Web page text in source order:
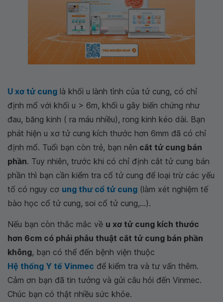
U xơ tử cung là khối u lành tình của tử cung, có chỉ
định mổ với khối u > 6m, khối u gây biến chứng như
đau, băng kinh ( ra máu nhiều), rong kinh kéo dài. Bạn
phát hiện u xơ tử cung kích thước hơn 6mm đã có chỉ
định mổ. Tuổi bạn còn trẻ, bạn nên cắt tử cung bán
phần. Tuy nhiên, trước khi có chỉ định cắt tử cung bán
phần thì bạn cần kiểm tra cổ tử cung để loại trừ các yếu
tố có nguy cơ ung thư cổ tử cung (làm xét nghiệm tế
bào học cổ tử cung, soi cổ tử cung,...).
Nếu bạn còn thắc mắc về u xơ tử cung kích thước
hơn 6cm có phải phẫu thuật cắt tử cung bán phần
không, bạn có thể đến bệnh viện thuộc
Hệ thống Y tế Vinmec để kiểm tra và tư vấn thêm.
Cảm ơn bạn đã tin tưởng và gửi câu hỏi đến Vinmec.
Chúc bạn có thật nhiều sức khỏe.